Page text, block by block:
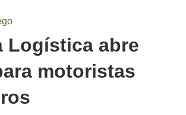
Logística abre
motoristas